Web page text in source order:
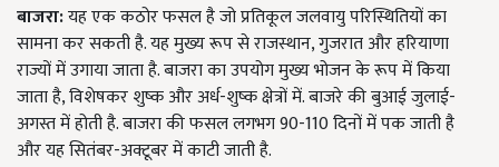
बाजरा:यहएक कठोर फसल है जो प्रतिकूल जलवायु परिस्थितियों का
सामना कर सकती है. यह मुख्य रूप से राजस्थान, गुजरात और हरियाणा
राज्यों में उगाया जाता है. बाजरा का उपयोग मुख्य भोजन के रूप में किया
जाता है, विशेषकर शुष्क और अर्ध-शुष्क क्षेत्रों में. बाजरे की बुआई जुलाई-
अगस्त में होती है. बाजरा की फसल लगभग 90-110 दिनों में पक जाती है
और यह सितंबर-अक्टूबर में काटी जाती है.